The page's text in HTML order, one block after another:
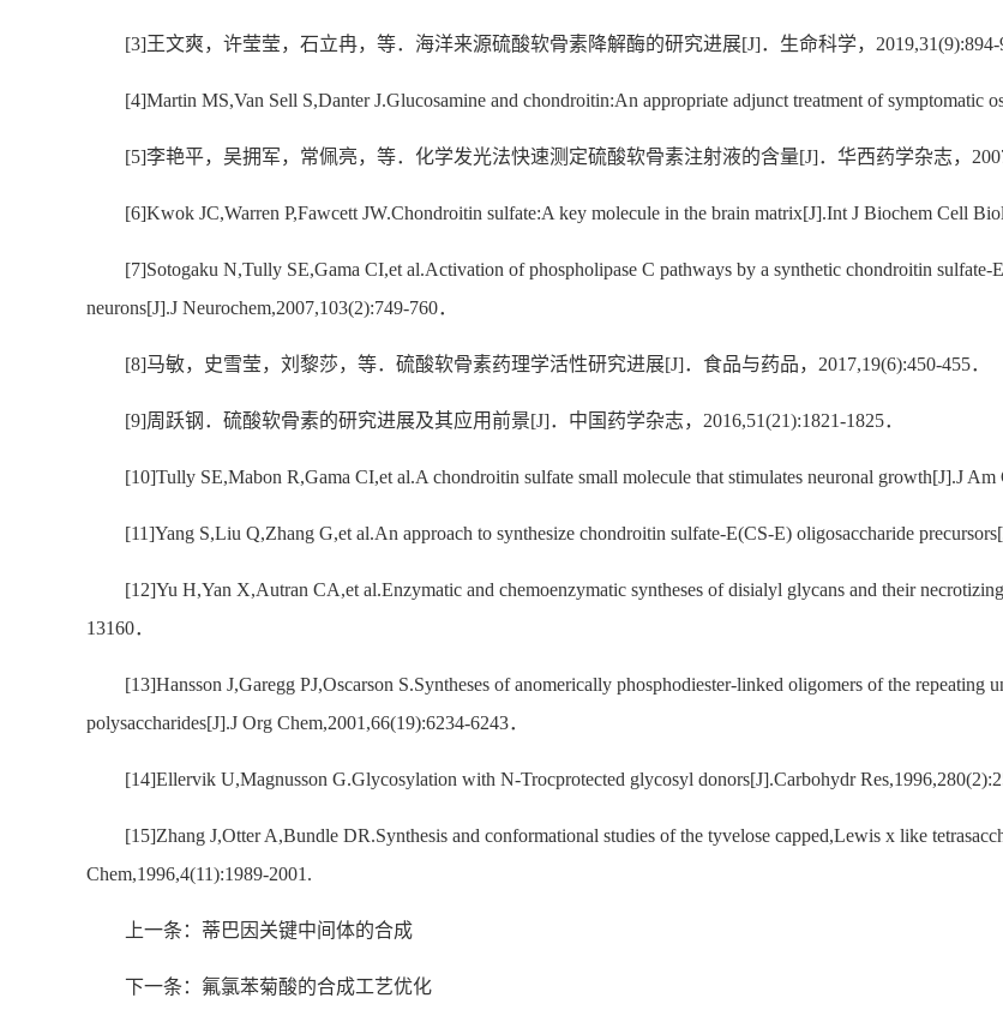
[3]王文爽，许莹莹，石立冉，等．海洋来源硫酸软骨素降解酶的研究进展[J]．生命科学，2019,31(9):894-
[4]Martin MS,Van Sell S,Danter J.Glucosamine and chondroitin:An appropriate adjunct treatment of symptomatic
[5]李艳平，吴拥军，常佩亮，等．化学发光法快速测定硫酸软骨素注射液的含量[J]．华西药学杂志，
[6]Kwok JC,Warren P,Fawcett JW.Chondroitin sulfate:A key molecule in the brain matrix[J].Int J Biochem Cell
[7]Sotogaku N,Tully SE,Gama CI,et al.Activation of phospholipase C pathways by a synthetic chondroitin sulfate-
neurons[J].J Neurochem,2007,103(2):749-760．
[8]马敏，史雪莹，刘黎莎，等．硫酸软骨素药理学活性研究进展[J]．食品与药品，2017,19(6):450-455．
[9]周跃钢．硫酸软骨素的研究进展及其应用前景[J]．中国药学杂志，2016,51(21):1821-1825．
[10]Tully SE,Mabon R,Gama CI,et al.A chondroitin sulfate small molecule that stimulates neuronal growth[J].J Am
[11]Yang S,Liu Q,Zhang G,et al.An approach to synthesize chondroitin sulfate-E(CS-E) oligosaccharide
[12]Yu H,Yan X,Autran CA,et al.Enzymatic and chemoenzymatic syntheses of disialyl glycans and their
13160．
[13]Hansson J,Garegg PJ,Oscarson S.Syntheses of anomerically phosphodiester-linked oligomers of the repeating
polysaccharides[J].J Org Chem,2001,66(19):6234-6243．
[14]Ellervik U,Magnusson G.Glycosylation with N-Trocprotected glycosyl donors[J].Carbohydr
[15]Zhang J,Otter A,Bundle DR.Synthesis and conformational studies of the tyvelose capped,Lewis x like
Chem,1996,4(11):1989-2001.
上一条：蒂巴因关键中间体的合成
下一条：氟氯苯菊酸的合成工艺优化